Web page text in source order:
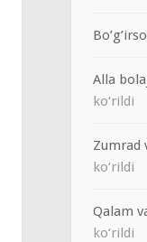
Alla
ko‘rildi
Zumrad
ko‘rildi
Qalam
ko‘rildi